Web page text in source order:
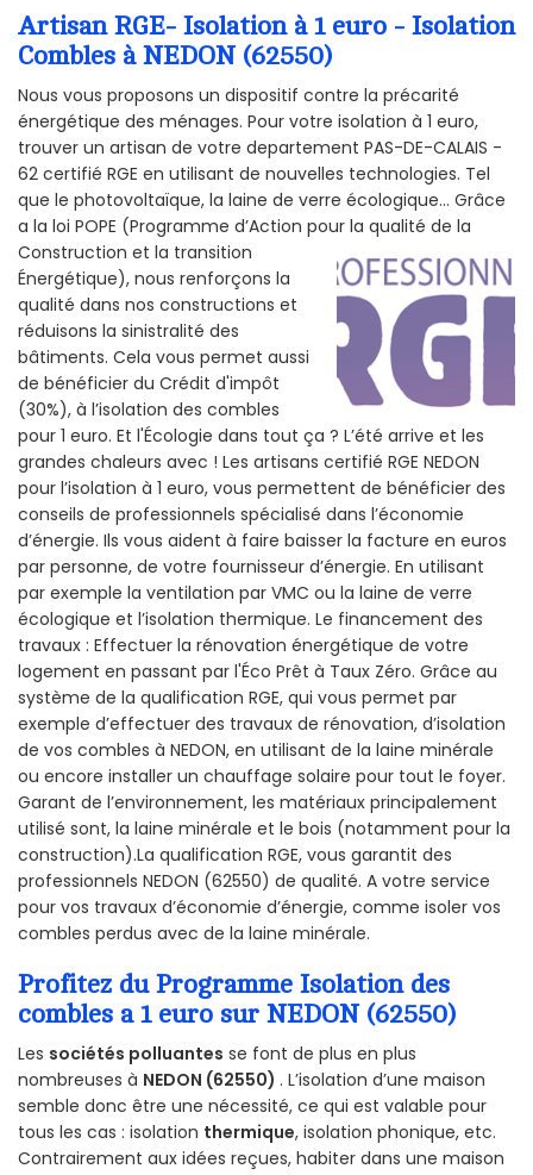
Artisan RGE- Isolation à 1 euro - Isolation
Combles à NEDON (62550)
Nous vous proposons un dispositif contre la précarité
énergétique des ménages. Pour votre isolation à 1 euro,
trouver un artisan de votre departement PAS-DE-CALAIS -
62 certifié RGE en utilisant de nouvelles technologies. Tel
que le photovoltaïque, la laine de verre écologique... Grâce
a la loi POPE (Programme d’Action pour la qualité de la
Construction et la transition
Énergétique), nous renforçons la
qualité dans nos constructions et
réduisons la sinistralité des
bâtiments. Cela vous permet aussi
de bénéficier du Crédit d'impôt
(30%), à l’isolation des combles
pour 1 euro. Et l'Écologie dans tout ça ? L’été arrive et les
grandes chaleurs avec ! Les artisans certifié RGE NEDON
pour l’isolation à 1 euro, vous permettent de bénéficier des
conseils de professionnels spécialisé dans l’économie
d’énergie. Ils vous aident à faire baisser la facture en euros
par personne, de votre fournisseur d’énergie. En utilisant
par exemple la ventilation par VMC ou la laine de verre
écologique et l’isolation thermique. Le financement des
travaux : Effectuer la rénovation énergétique de votre
logement en passant par l'Éco Prêt à Taux Zéro. Grâce au
système de la qualification RGE, qui vous permet par
exemple d’effectuer des travaux de rénovation, d’isolation
de vos combles à NEDON, en utilisant de la laine minérale
ou encore installer un chauffage solaire pour tout le foyer.
Garant de l’environnement, les matériaux principalement
utilisé sont, la laine minérale et le bois (notamment pour la
construction).La qualification RGE, vous garantit des
professionnels NEDON (62550) de qualité. A votre service
pour vos travaux d’économie d’énergie, comme isoler vos
combles perdus avec de la laine minérale.
Profitez du Programme Isolation des
combles a 1 euro sur NEDON (62550)
Les sociétés polluantes se font de plus en plus
nombreuses à NEDON (62550) . L’isolation d’une maison
semble donc être une nécessité, ce qui est valable pour
tous les cas : isolation thermique, isolation phonique, etc.
Contrairement aux idées reçues, habiter dans une maison